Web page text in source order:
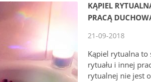
KĄPIEL
PRACĄ
21-09-2018
Kąpiel rytualna to
rytuału i innej
rytualnej nie jest